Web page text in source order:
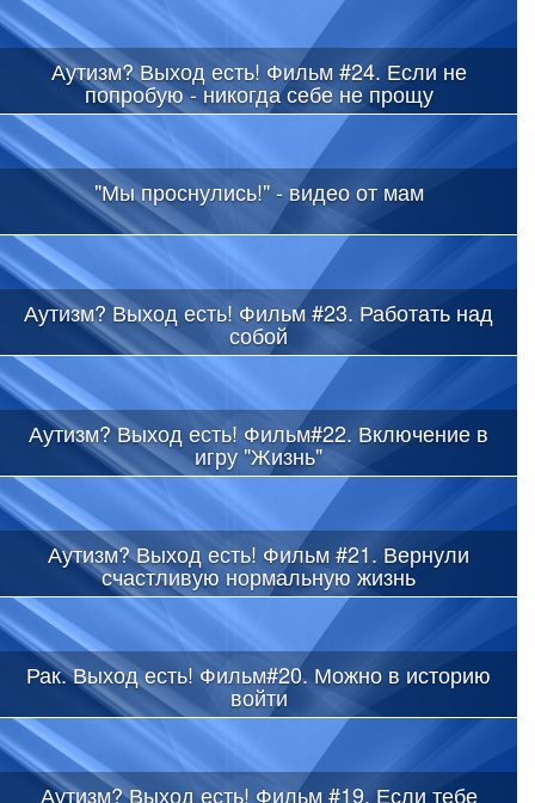
Аутизм? Выход есть! Фильм #24. Если не
попробую - никогда себе не прощу
"Мы проснулись!" - видео от мам
Аутизм? Выход есть! Фильм #23. Работать над
собой
Аутизм? Выход есть! Фильм#22. Включение в
игру "Жизнь"
Аутизм? Выход есть! Фильм #21. Вернули
счастливую нормальную жизнь
Рак. Выход есть! Фильм#20. Можно в историю
войти
Аутизм? Выход есть! Фильм #19. Если тебе